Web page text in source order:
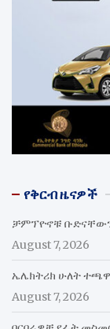
የቅርብ ዜናዎች
ቻምፕዮኖቹ
August 7, 2026
ኤሌክትሪክ ሁለት
August 7, 2026